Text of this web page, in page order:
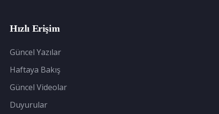
Hızlı Erişim
Güncel Yazılar
Haftaya Bakış
Güncel Videolar
Duyurular